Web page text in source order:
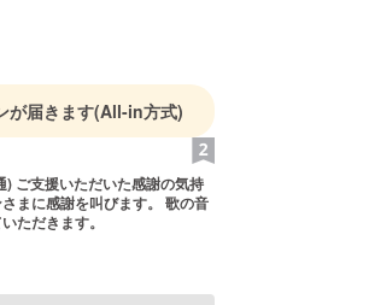
登録者1000任獲得を5ヶ
約4ヶ月)で達成などがあ
が届きます(All-in方式)
持
まに感謝を叫びます。 歌の音
ただきます。